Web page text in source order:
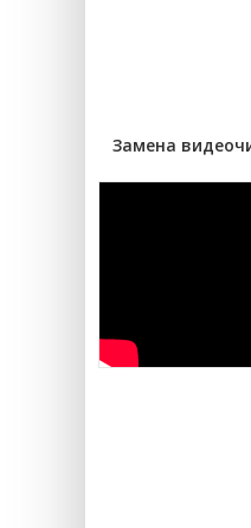
Замена